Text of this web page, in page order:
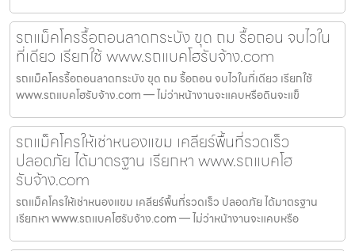
รถแม็คโครรื้อถอนลาดกระบัง ขุด ถม รื้อถอน จบไวใน
ที่เดียว เรียกใช้ www.รถแบคโฮรับจ้าง.com
รถแม็คโครรื้อถอนลาดกระบัง ขุด ถม รื้อถอน จบไวในที่เดียว เรียกใช้
www.รถแบคโฮรับจ้าง.com — ไม่ว่าหน้างานจะแคบหรือดินจะแข็
รถแม็คโครให้เช่าหนองแขม เคลียร์พื้นที่รวดเร็ว
ปลอดภัย ได้มาตรฐาน เรียกหา www.รถแบคโฮ
รับจ้าง.com
รถแม็คโครให้เช่าหนองแขม เคลียร์พื้นที่รวดเร็ว ปลอดภัย ได้มาตรฐาน
เรียกหา www.รถแบคโฮรับจ้าง.com — ไม่ว่าหน้างานจะแคบหรือ